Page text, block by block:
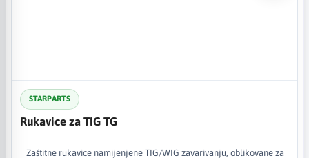
STARPARTS
Rukavice za TIG TG
Zaštitne rukavice namijenjene TIG/WIG zavarivanju, oblikovane za